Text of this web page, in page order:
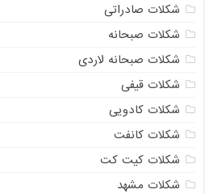
شکلات صادراتی
شکلات صبحانه
شکلات صبحانه لاردی
شکلات قیفی
شکلات کادویی
شکلات کانفت
شکلات کیت کت
شکلات مشهد